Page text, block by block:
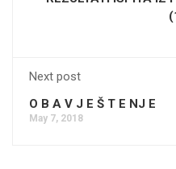
Next post
O B A V J E Š T E NJ E
May 7, 2018